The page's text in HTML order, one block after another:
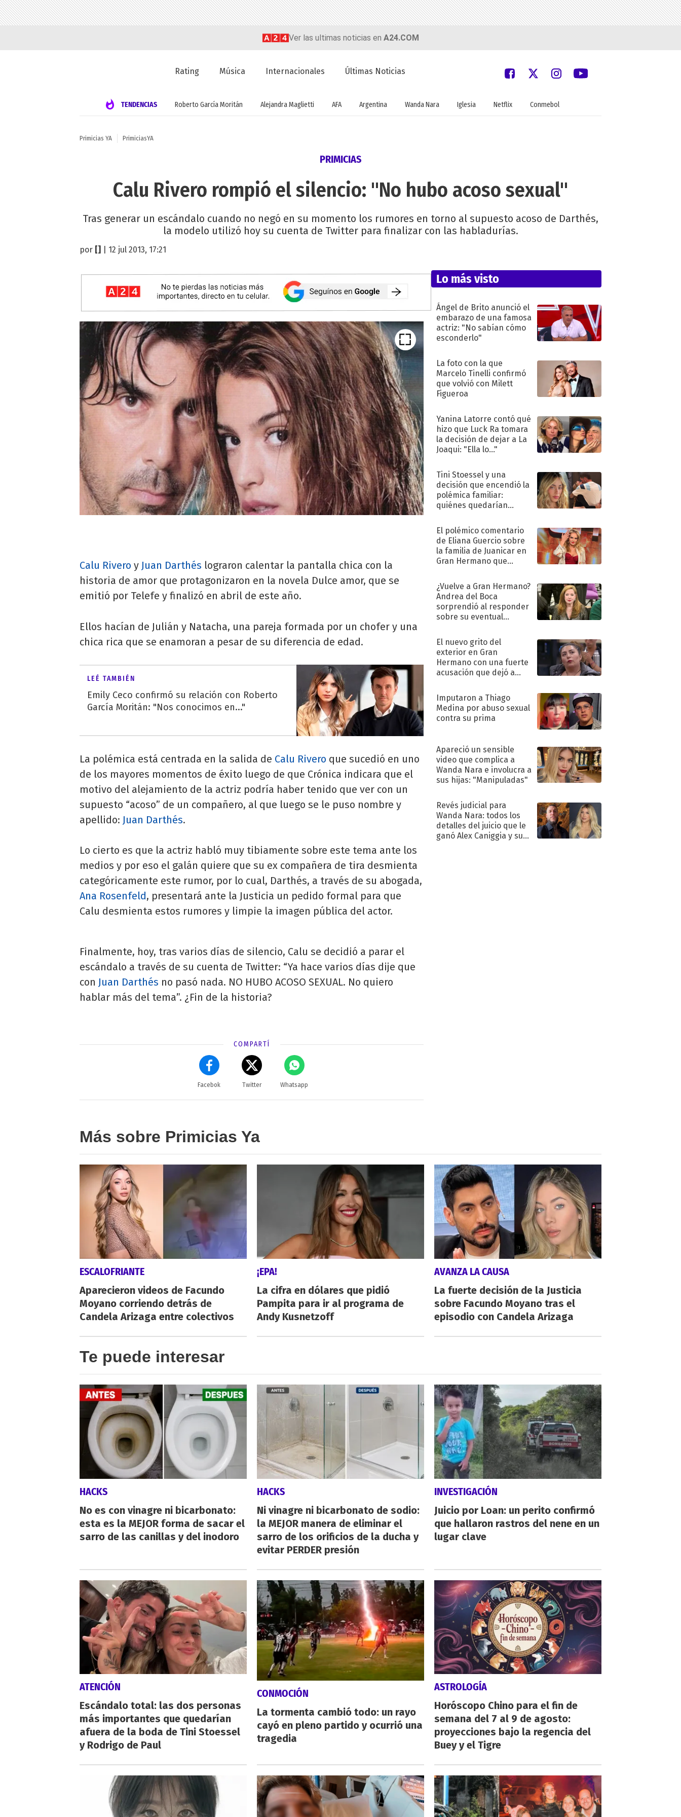
Ver las ultimas noticias en A24.COM
Rating Música Internacionales Últimas Noticias
TENDENCIAS Roberto García Moritán Alejandra Maglietti AFA Argentina Wanda Nara Iglesia Netflix Conmebol
Primicias YA PrimiciasYA
PRIMICIAS
Calu Rivero rompió el silencio: "No hubo acoso sexual"
Tras generar un escándalo cuando no negó en su momento los rumores en torno al supuesto acoso de Darthés,
la modelo utilizó hoy su cuenta de Twitter para finalizar con las habladurías.
por | 12 jul 2013, 17:21
Calu Rivero y Juan Darthés lograron calentar la pantalla chica con la
historia de amor que protagonizaron en la novela Dulce amor, que se
emitió por Telefe y finalizó en abril de este año.
Ellos hacían de Julián y Natacha, una pareja formada por un chofer y una
chica rica que se enamoran a pesar de su diferencia de edad.
LEÉ TAMBIÉN
Emily Ceco confirmó su relación con Roberto
García Moritán: "Nos conocimos en..."
La polémica está centrada en la salida de Calu Rivero que sucedió en uno
de los mayores momentos de éxito luego de que Crónica indicara que el
motivo del alejamiento de la actriz podría haber tenido que ver con un
supuesto “acoso” de un compañero, al que luego se le puso nombre y
apellido: Juan Darthés.
Lo cierto es que la actriz habló muy tibiamente sobre este tema ante los
medios y por eso el galán quiere que su ex compañera de tira desmienta
categóricamente este rumor, por lo cual, Darthés, a través de su abogada,
Ana Rosenfeld, presentará ante la Justicia un pedido formal para que
Calu desmienta estos rumores y limpie la imagen pública del actor.
Finalmente, hoy, tras varios días de silencio, Calu se decidió a parar el
escándalo a través de su cuenta de Twitter: “Ya hace varios días dije que
con Juan Darthés no pasó nada. NO HUBO ACOSO SEXUAL. No quiero
hablar más del tema”. ¿Fin de la historia?
COMPARTÍ
Facebok Twitter Whatsapp
Lo más visto
Ángel de Brito anunció el
embarazo de una famosa
actriz: "No sabían cómo
esconderlo"
La foto con la que
Marcelo Tinelli confirmó
que volvió con Milett
Figueroa
Yanina Latorre contó qué
hizo que Luck Ra tomara
la decisión de dejar a La
Joaqui: "Ella lo..."
Tini Stoessel y una
decisión que encendió la
polémica familiar:
quiénes quedarían
El polémico comentario
de Eliana Guercio sobre
la familia de Juanicar en
Gran Hermano que
¿Vuelve a Gran Hermano?
Andrea del Boca
sorprendió al responder
sobre su eventual
El nuevo grito del
exterior en Gran
Hermano con una fuerte
acusación que dejó a
"Traidora"
Imputaron a Thiago
Medina por abuso sexual
contra su prima
Apareció un sensible
video que complica a
Wanda Nara e involucra a
sus hijas: "Manipuladas"
Revés judicial para
Wanda Nara: todos los
detalles del juicio que le
ganó Alex Caniggia y sus
Más sobre Primicias Ya
ESCALOFRIANTE
Aparecieron videos de Facundo
Moyano corriendo detrás de
Candela Arizaga entre colectivos
¡EPA!
La cifra en dólares que pidió
Pampita para ir al programa de
Andy Kusnetzoff
AVANZA LA CAUSA
La fuerte decisión de la Justicia
sobre Facundo Moyano tras el
episodio con Candela Arizaga
Te puede interesar
HACKS
No es con vinagre ni bicarbonato:
esta es la MEJOR forma de sacar el
sarro de las canillas y del inodoro
HACKS
Ni vinagre ni bicarbonato de sodio:
la MEJOR manera de eliminar el
sarro de los orificios de la ducha y
evitar PERDER presión
INVESTIGACIÓN
Juicio por Loan: un perito confirmó
que hallaron rastros del nene en un
lugar clave
ATENCIÓN
Escándalo total: las dos personas
más importantes que quedarían
afuera de la boda de Tini Stoessel
y Rodrigo de Paul
CONMOCIÓN
La tormenta cambió todo: un rayo
cayó en pleno partido y ocurrió una
tragedia
ASTROLOGÍA
Horóscopo Chino para el fin de
semana del 7 al 9 de agosto:
proyecciones bajo la regencia del
Buey y el Tigre